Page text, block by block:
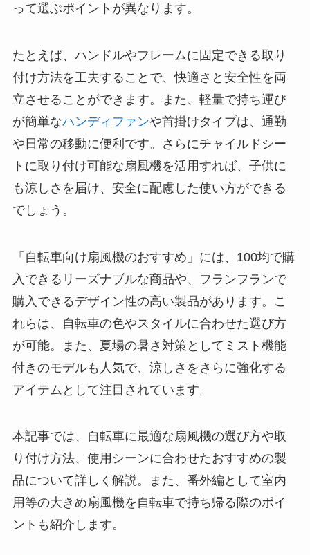
って選ぶポイントが異なります。
たとえば、ハンドルやフレームに固定できる取り
付け方法を工夫することで、快適さと安全性を両
立させることができます。また、軽量で持ち運び
が簡単なハンディファンや首掛けタイプは、通勤
や日常の移動に便利です。さらにチャイルドシー
トに取り付け可能な扇風機を活用すれば、子供に
も涼しさを届け、安全に配慮した使い方ができる
でしょう。
「自転車向け扇風機のおすすめ」には、100均で購
入できるリーズナブルな商品や、フランフランで
購入できるデザイン性の高い製品があります。こ
れらは、自転車の色やスタイルに合わせた選び方
が可能。また、夏場の暑さ対策としてミスト機能
付きのモデルも人気で、涼しさをさらに強化する
アイテムとして注目されています。
本記事では、自転車に最適な扇風機の選び方や取
り付け方法、使用シーンに合わせたおすすめの製
品について詳しく解説。また、番外編として室内
用等の大きめ扇風機を自転車で持ち帰る際のポイ
ントも紹介します。